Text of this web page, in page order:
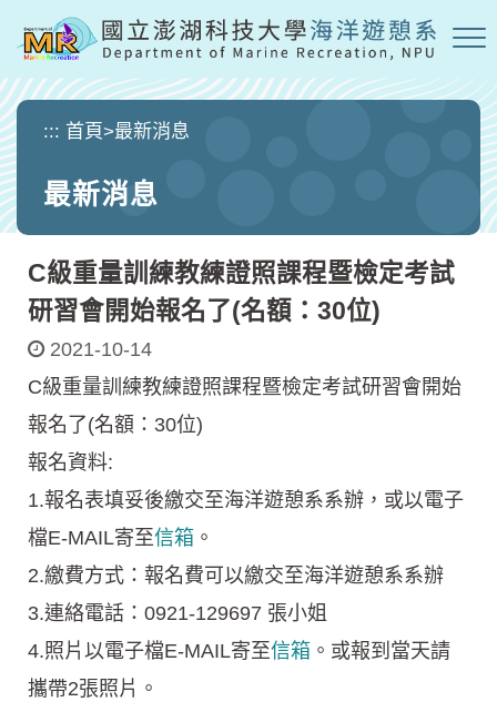
要
內
容
區
塊
::: 首頁>最新消息
最新消息
C級重量訓練教練證照課程暨檢定考試
研習會開始報名了(名額：30位)
2021-10-14
C級重量訓練教練證照課程暨檢定考試研習會開始
報名了(名額：30位)
報名資料:
1.報名表填妥後繳交至海洋遊憩系系辦，或以電子
檔E-MAIL寄至信箱 。
2.繳費方式：報名費可以繳交至海洋遊憩系系辦
3.連絡電話：0921-129697 張小姐
4.照片以電子檔E-MAIL寄至信箱 。或報到當天請
攜帶2張照片。